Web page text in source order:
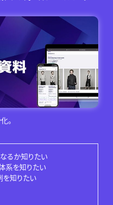
。
るか知りたい
系を知りたい
を知りたい